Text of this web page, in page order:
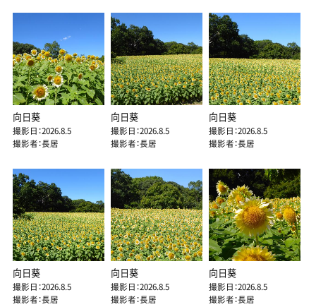
向日葵
撮影日：2026.8.5
撮影者：長居
向日葵
撮影日：2026.8.5
撮影者：長居
向日葵
撮影日：2026.8.5
撮影者：長居
向日葵
撮影日：2026.8.5
撮影者：長居
向日葵
撮影日：2026.8.5
撮影者：長居
向日葵
撮影日：2026.8.5
撮影者：長居